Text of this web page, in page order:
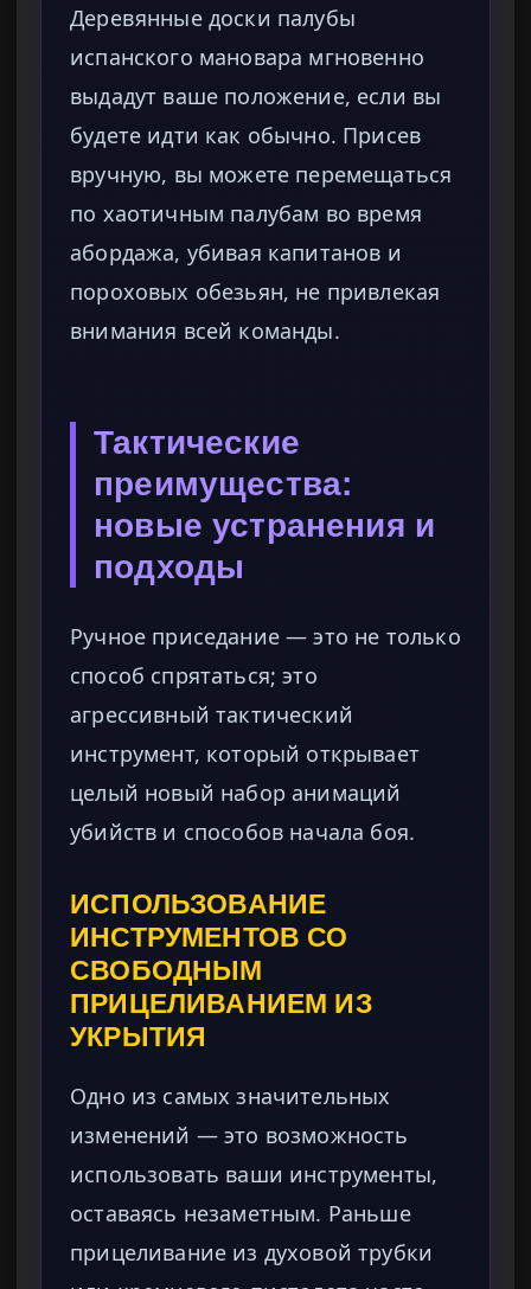
Деревянные доски палубы
испанского мановара мгновенно
выдадут ваше положение, если вы
будете идти как обычно. Присев
вручную, вы можете перемещаться
по хаотичным палубам во время
абордажа, убивая капитанов и
пороховых обезьян, не привлекая
внимания всей команды.
Тактические
преимущества:
новые устранения и
подходы
Ручное приседание — это не только
способ спрятаться; это
агрессивный тактический
инструмент, который открывает
целый новый набор анимаций
убийств и способов начала боя.
ИСПОЛЬЗОВАНИЕ
ИНСТРУМЕНТОВ СО
СВОБОДНЫМ
ПРИЦЕЛИВАНИЕМ ИЗ
УКРЫТИЯ
Одно из самых значительных
изменений — это возможность
использовать ваши инструменты,
оставаясь незаметным. Раньше
прицеливание из духовой трубки